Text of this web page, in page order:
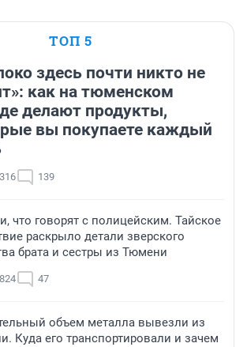
ТОП 5
здесь почти никто не
как на тюменском
делают продукты,
вы покупаете каждый
139
что говорят с полицейским. Тайское
раскрыло детали зверского
брата и сестры из Тюмени
47
объем металла вывезли из
Куда его транспортировали и зачем